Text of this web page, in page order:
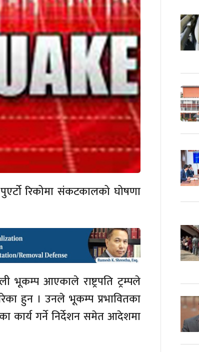
पुएर्टो रिकोमा संकटकालको घोषणा
भूकम्प आएकाले राष्ट्रपति ट्रम्पले
हुन‍ । उनले भूकम्प प्रभावितका
कार्य गर्ने निर्देशन समेत आदेशमा